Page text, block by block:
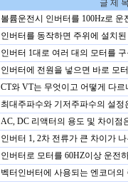
글 제
볼륨운전시 인버터를 100Hz로 운
인버터를 동작하면 주위에 설치
인버터 1대로 여러 대의 모터를
인버터에 전원을 넣으면 바로 모
CT와 VT는 무엇이고 어떻게 다르
최대주파수와 기저주파수의 설정
AC, DC 리액터의 용도 및 차이점
인버터 1, 2차 전류가 큰 차이가
인버터로 모터를 60HZ이상 운전
벡터인버터에 사용되는 엔코더의